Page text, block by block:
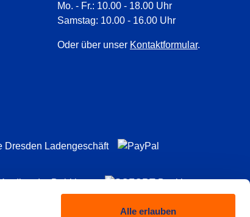
Alle erlauben
Mo. - Fr.: 10.00 - 18.00 Uhr
Samstag: 10.00 - 16.00 Uhr
Oder über unser Kontaktformular.